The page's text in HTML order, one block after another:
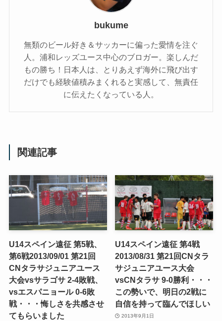
bukume
無類のビール好き＆サッカーに偏った愛情を注ぐ
人。浦和レッズユース中心のブロガー。楽しんだ
もの勝ち！日本人は、とりあえず海外に飛び出す
だけでも経験値積みまくれると実感して、無責任
に伝えたくなっている人。
関連記事
U14スペイン遠征 第5戦、
第6戦2013/09/01 第21回
CNタラサジュニアユース
大会vsサラゴサ 2-4敗戦、
vsエスパニョール 0-6敗
戦・・・悔しさを共感させ
てもらいました
U14スペイン遠征 第4戦
2013/08/31 第21回CNタラ
サジュニアユース大会
vsCNタラサ 9-0勝利・・・
この勢いで、明日の2戦に
自信を持って臨んでほしい
2013年9月1日